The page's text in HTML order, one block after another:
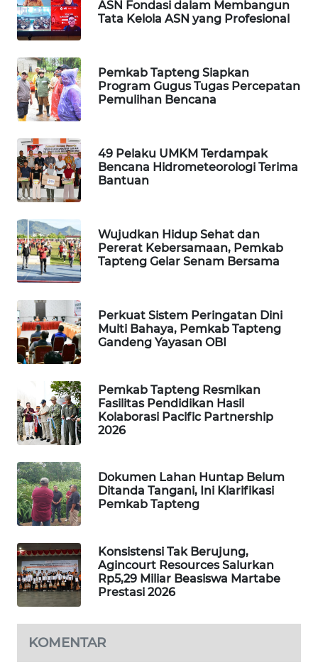
ASN Fondasi dalam Membangun
Tata Kelola ASN yang Profesional
Pemkab Tapteng Siapkan
Program Gugus Tugas Percepatan
Pemulihan Bencana
49 Pelaku UMKM Terdampak
Bencana Hidrometeorologi Terima
Bantuan
Wujudkan Hidup Sehat dan
Pererat Kebersamaan, Pemkab
Tapteng Gelar Senam Bersama
Perkuat Sistem Peringatan Dini
Multi Bahaya, Pemkab Tapteng
Gandeng Yayasan OBI
Pemkab Tapteng Resmikan
Fasilitas Pendidikan Hasil
Kolaborasi Pacific Partnership
2026
Dokumen Lahan Huntap Belum
Ditanda Tangani, Ini Klarifikasi
Pemkab Tapteng
Konsistensi Tak Berujung,
Agincourt Resources Salurkan
Rp5,29 Miliar Beasiswa Martabe
Prestasi 2026
KOMENTAR
PORTAL
FORWAMKI
ALPERKLINAS
FORJASIDA
TAMBANG
SITUNGIR
NEWS
SIDIKALANG
NEWS
SIBARAGAS
NEWS
METRO
SIANTAR
NEWS
METRO
MEDAN
NEWS
METRO
JAKARTA
NEWS
KRT
NEWS
KARING